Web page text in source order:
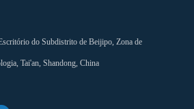
do Subdistrito de Beijipo, Zona de
Tai'an, Shandong, China